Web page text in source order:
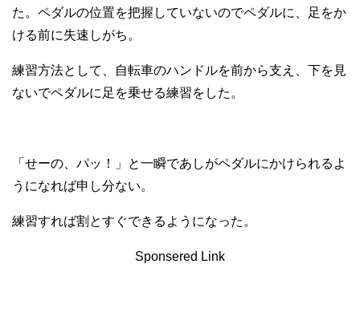
た。ペダルの位置を把握していないのでペダルに、足をか
ける前に失速しがち。
練習方法として、自転車のハンドルを前から支え、下を見
ないでペダルに足を乗せる練習をした。
「せーの、パッ！」と一瞬であしがペダルにかけられるよ
うになれば申し分ない。
練習すれば割とすぐできるようになった。
Sponsered Link